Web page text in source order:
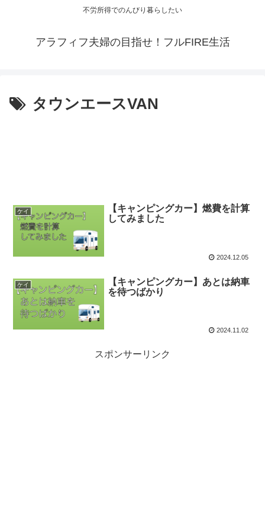
不労所得でのんびり暮らしたい
アラフィフ夫婦の目指せ！フルFIRE生活
タウンエースVAN
ケイ
【キャンピングカー】燃費を計算
してみました
2024.12.05
ケイ
【キャンピングカー】あとは納車
を待つばかり
2024.11.02
スポンサーリンク